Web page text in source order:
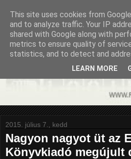
2015. július 7., kedd
Nagyon nagyot üt az
Könyvkiadó megújult
This site uses cookies from
and to analyze traffic. Your IP
shared with Google along with
metrics to ensure quality of
statistics, and to detect and
LEARN MORE